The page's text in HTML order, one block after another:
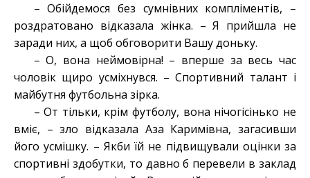
– Обійдемося без сумнівних компліментів, –
роздратовано відказала жінка. – Я прийшла не
заради них, а щоб обговорити Вашу доньку.
– О, вона неймовірна! – вперше за весь час
чоловік щиро усміхнувся. – Спортивний талант і
майбутня футбольна зірка.
– От тільки, крім футболу, вона нічогісінько не
вміє, – зло відказала Аза Каримівна, загасивши
його усмішку. – Якби їй не підвищували оцінки за
спортивні здобутки, то давно б перевели в заклад